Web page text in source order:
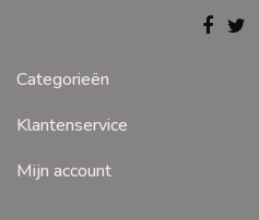
Categorieën
Klantenservice
Mijn account